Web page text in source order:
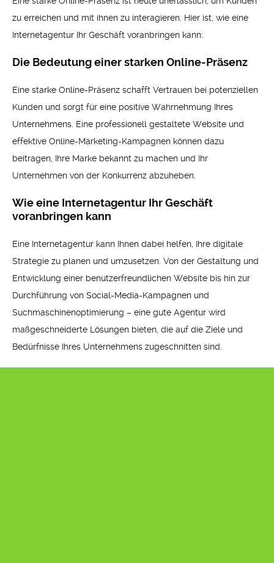
zu erreichen und mit ihnen zu interagieren. Hier ist, wie eine
Internetagentur Ihr Geschäft voranbringen kann:
Die Bedeutung einer starken Online-Präsenz
Eine starke Online-Präsenz schafft Vertrauen bei potenziellen
Kunden und sorgt für eine positive Wahrnehmung Ihres
Unternehmens. Eine professionell gestaltete Website und
effektive Online-Marketing-Kampagnen können dazu
beitragen, Ihre Marke bekannt zu machen und Ihr
Unternehmen von der Konkurrenz abzuheben.
Wie eine Internetagentur Ihr Geschäft
voranbringen kann
Eine Internetagentur kann Ihnen dabei helfen, Ihre digitale
Strategie zu planen und umzusetzen. Von der Gestaltung und
Entwicklung einer benutzerfreundlichen Website bis hin zur
Durchführung von Social-Media-Kampagnen und
Suchmaschinenoptimierung – eine gute Agentur wird
maßgeschneiderte Lösungen bieten, die auf die Ziele und
Bedürfnisse Ihres Unternehmens zugeschnitten sind.